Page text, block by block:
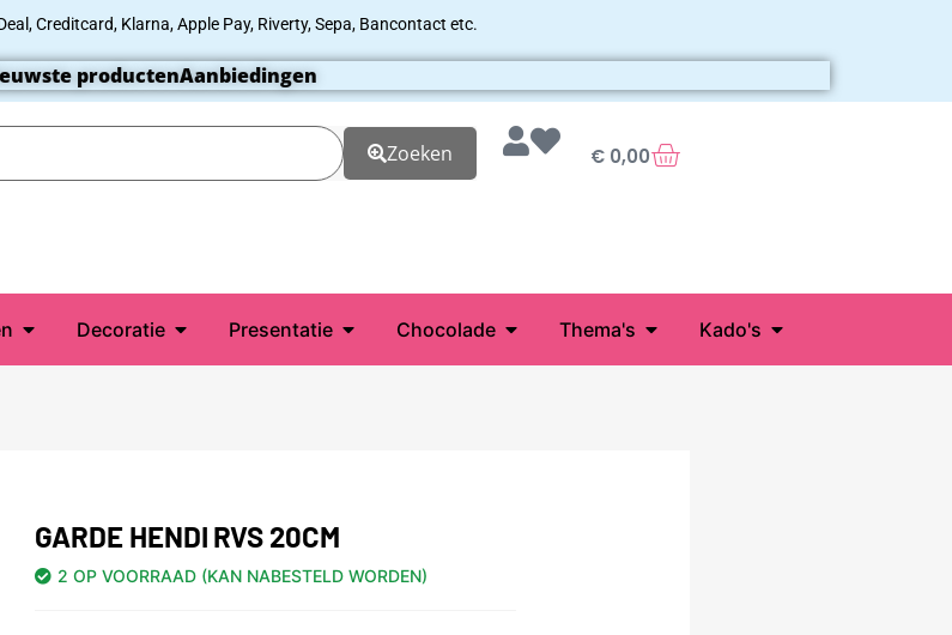
Creditcard, Klarna, Apple Pay, Riverty, Sepa, Bancontact etc.
productenAanbiedingen
Zoeken € 0,00
Decoratie Presentatie Chocolade Thema's Kado's
GARDE HENDI RVS 20CM
2 OP VOORRAAD (KAN NABESTELD WORDEN)